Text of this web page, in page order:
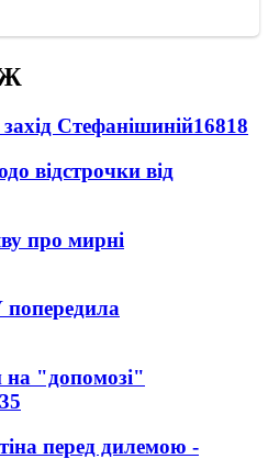
Стефанішиній16818
відстрочки від
про мирні
"допомозі"
перед дилемою -